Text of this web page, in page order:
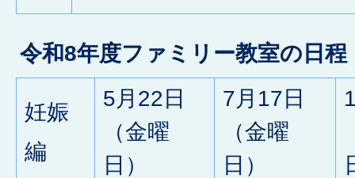
令和8年度ファミリー教室の日程
妊娠
編
5月22日
（金曜
日）
7月17日
（金曜
日）